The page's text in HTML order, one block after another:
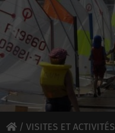
/ VISITES ET ACTIVITÉS